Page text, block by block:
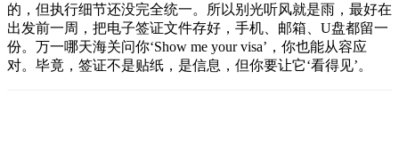
的，但执行细节还没完全统一。所以别光听风就是雨，最好在
出发前一周，把电子签证文件存好，手机、邮箱、U盘都留一
份。万一哪天海关问你‘Show me your visa’，你也能从容应
对。毕竟，签证不是贴纸，是信息，但你要让它‘看得见’。